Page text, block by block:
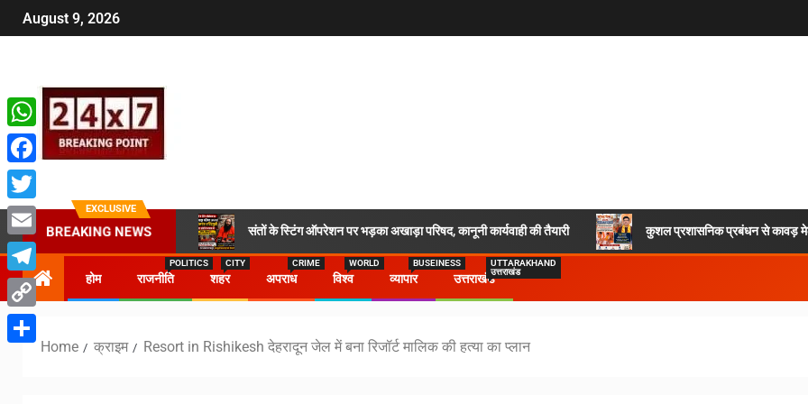
August 9, 2026
EXCLUSIVE
BREAKING NEWS संतों के स्टिंग ऑपरेशन पर भड़का अखाड़ा परिषद, कानूनी कार्यवाही की तैयारी कुशल प्रशासनिक प्रबंधन से कावड़
होम राजनीति
POLITICS
शहर
CITY
अपराध
CRIME
विश्व
WORLD
व्यापार
BUSEINESS
उत्तराखंड
UTTARAKHAND
उत्तराखंड
Home क्राइम Resort in Rishikesh देहरादून जेल में बना रिजॉर्ट मालिक की हत्या का प्लान
WhatsApp
Facebook
Twitter
Email
Telegram
Copy
Share